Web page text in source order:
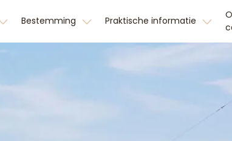
Bestemming Praktische informatie